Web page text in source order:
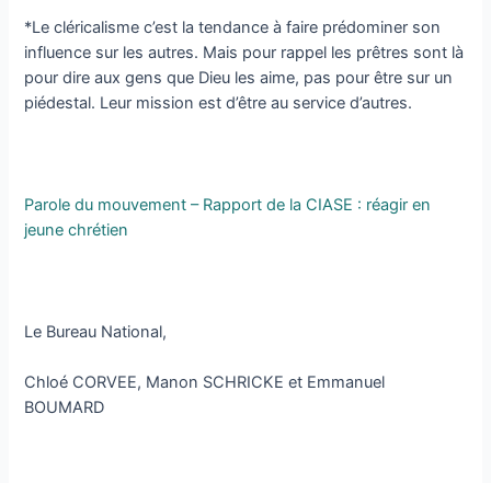
*Le cléricalisme c’est la tendance à faire prédominer son
influence sur les autres. Mais pour rappel les prêtres sont là
pour dire aux gens que Dieu les aime, pas pour être sur un
piédestal. Leur mission est d’être au service d’autres.
Parole du mouvement – Rapport de la CIASE : réagir en
jeune chrétien
Le Bureau National,
Chloé CORVEE, Manon SCHRICKE et Emmanuel
BOUMARD